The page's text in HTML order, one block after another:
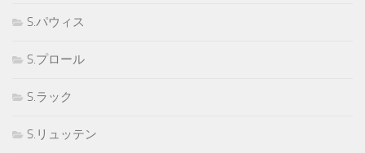
S.パウィス
S.プロール
S.ラック
S.リュッテン